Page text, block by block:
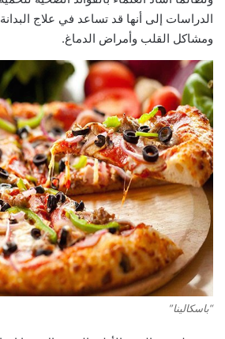
الدراسات إلى أنها قد تساعد في علاج
ومشاكل القلب وأمراض الدماغ.
“باسكالينا”